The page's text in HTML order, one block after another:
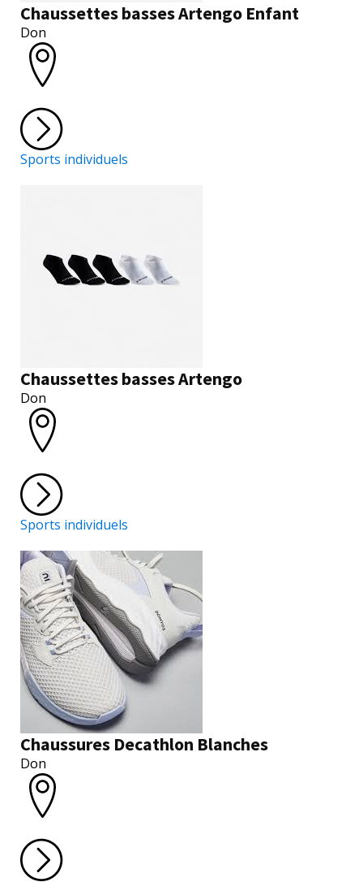
Chaussettes basses Artengo Enfant
Don
Sports individuels
Chaussettes basses Artengo
Don
Sports individuels
Chaussures Decathlon Blanches
Don